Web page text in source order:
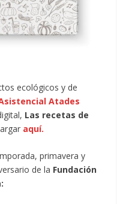
ecológicos y de
Atades
Las recetas de
aquí.
primavera y
de la Fundación